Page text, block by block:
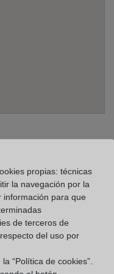
17:00 horas
a 14:00 horas
09:00 a 14:00
propias: técnicas
la navegación por la
para que
de terceros de
del uso por
“Política de cookies”.